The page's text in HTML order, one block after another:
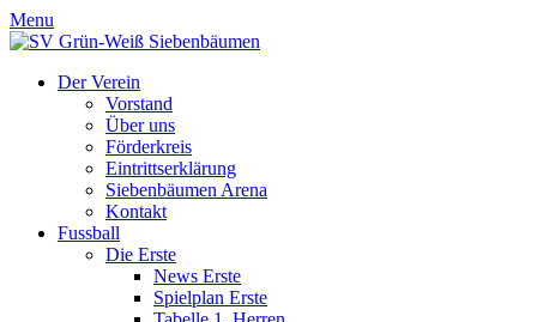
Menu
Der Verein
Vorstand
Über uns
Förderkreis
Eintrittserklärung
Siebenbäumen Arena
Kontakt
Fussball
Die Erste
News Erste
Spielplan Erste